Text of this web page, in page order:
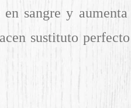
sangre y
sustituto